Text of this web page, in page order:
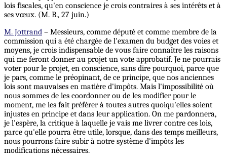
lois fiscales, qu'en conscience je crois contraires à ses intérêts et à
ses vœux. (M. B., 27 juin.)
M. Jottrand – Messieurs, comme député et comme membre de la
commission qui a été chargée de l'examen du budget des voies et
moyens, je crois indispensable de vous faire connaître les raisons
qui me feront donner au projet un vote approbatif. Je ne pourrais
voter pour le projet, en conscience, sans dire pourquoi, parce que
je pars, comme le préopinant, de ce principe, que nos anciennes
lois sont mauvaises en matière d'impôts. Mais l'impossibilité où
nous sommes de les coordonner ou de les modifier pour le
moment, me les fait préférer à toutes autres quoiqu'elles soient
injustes en principe et dans leur application. On me pardonnera,
je l'espère, la critique à laquelle je vais me livrer contre ces lois,
parce qu'elle pourra être utile, lorsque, dans des temps meilleurs,
nous pourrons faire subir à notre système d'impôts les
modifications nécessaires.